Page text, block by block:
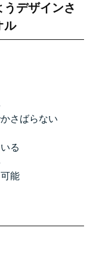
デザインさ
ル
さばらない
る
能